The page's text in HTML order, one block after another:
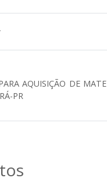
AQUISIÇÃO DE
PR